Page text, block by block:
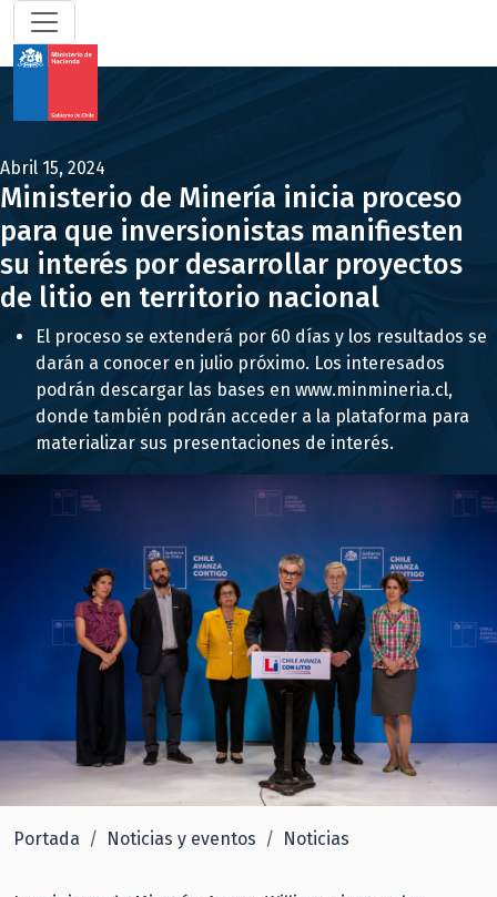
Abril 15, 2024
Ministerio de Minería inicia proceso
para que inversionistas manifiesten
su interés por desarrollar proyectos
de litio en territorio nacional
El proceso se extenderá por 60 días y los resultados se
darán a conocer en julio próximo. Los interesados
podrán descargar las bases en www.minmineria.cl,
donde también podrán acceder a la plataforma para
materializar sus presentaciones de interés.
Portada Noticias y eventos Noticias